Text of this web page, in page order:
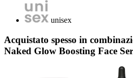
unisex
Acquistato spesso in
Naked Glow Boosting Face